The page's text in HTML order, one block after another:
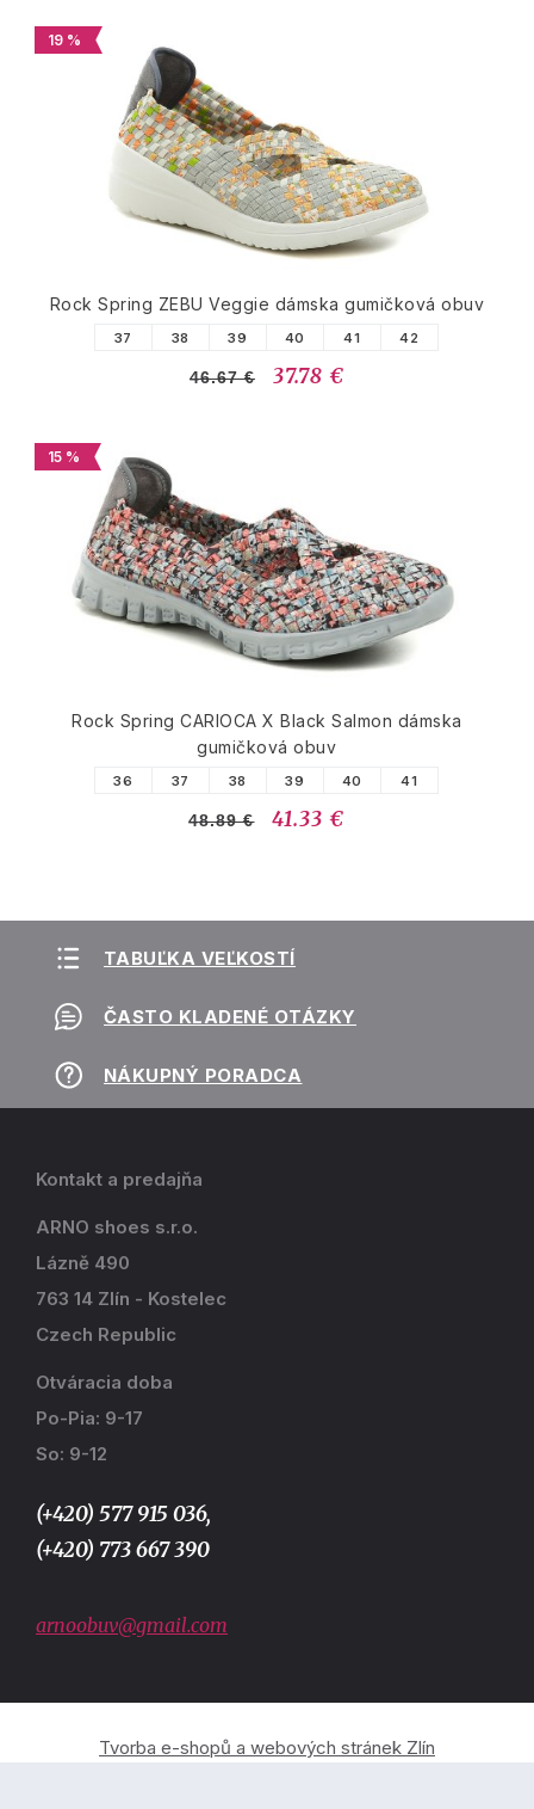
19 %
Rock Spring ZEBU Veggie dámska gumičková obuv
37 38 39 40 41 42
46.67 € 37.78 €
15 %
Rock Spring CARIOCA X Black Salmon dámska
gumičková obuv
36 37 38 39 40 41
48.89 € 41.33 €
TABUĽKA VEĽKOSTÍ
ČASTO KLADENÉ OTÁZKY
NÁKUPNÝ PORADCA
Kontakt a predajňa
ARNO shoes s.r.o.
Lázně 490
763 14 Zlín - Kostelec
Czech Republic
Otváracia doba
Po-Pia: 9-17
So: 9-12
(+420) 577 915 036,
(+420) 773 667 390
arnoobuv@gmail.com
Tvorba e-shopů a webových stránek Zlín